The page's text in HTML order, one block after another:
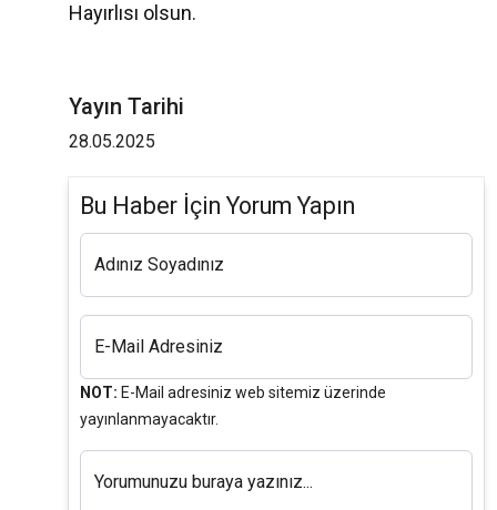
Hayırlısı olsun.
Yayın Tarihi
28.05.2025
Bu Haber İçin Yorum Yapın
Adınız Soyadınız
E-Mail Adresiniz
NOT: E-Mail adresiniz web sitemiz üzerinde
yayınlanmayacaktır.
Yorumunuzu buraya yazınız...